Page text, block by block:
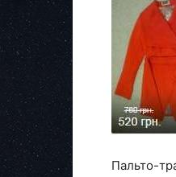
Пальто-